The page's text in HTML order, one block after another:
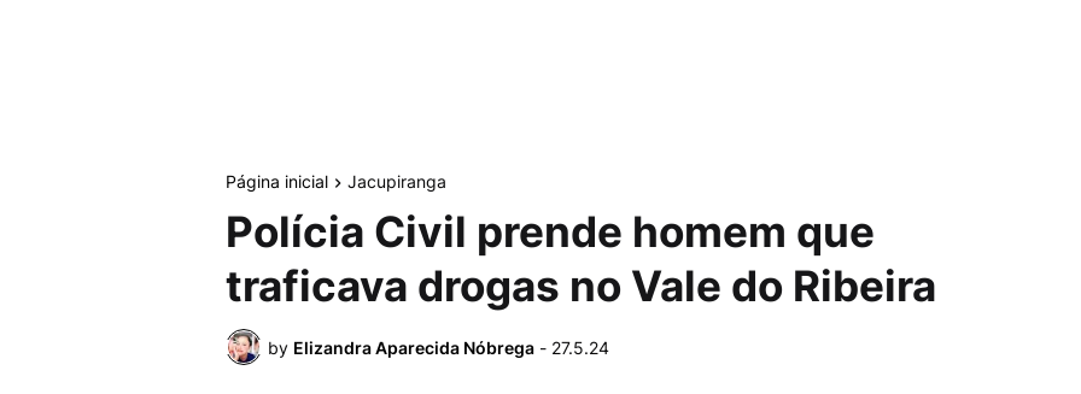
Página inicial Jacupiranga
Polícia Civil prende homem que
traficava drogas no Vale do Ribeira
by Elizandra Aparecida Nóbrega - 27.5.24